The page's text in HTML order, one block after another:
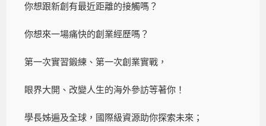
你想跟新創有最近距離的接觸嗎？
你想來一場痛快的創業經歷嗎？
第一次實習鍛練、第一次創業實戰，
眼界大開、改變人生的海外參訪等著你！
學長姊遍及全球，國際級資源助你探索未來；